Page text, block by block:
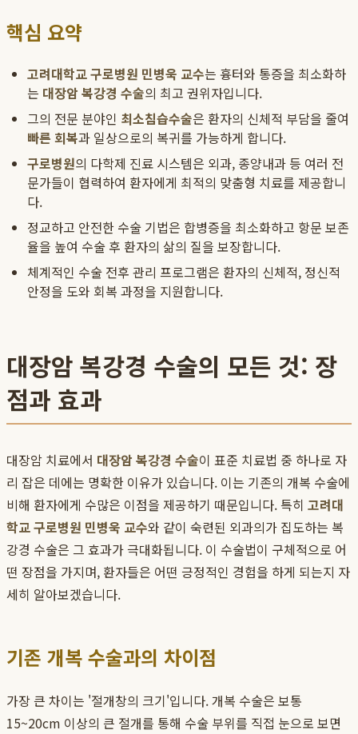
핵심 요약
고려대학교 구로병원 민병욱 교수는 흉터와 통증을 최소화하
는 대장암 복강경 수술의 최고 권위자입니다.
그의 전문 분야인 최소침습수술은 환자의 신체적 부담을 줄여
빠른 회복과 일상으로의 복귀를 가능하게 합니다.
구로병원의 다학제 진료 시스템은 외과, 종양내과 등 여러 전
문가들이 협력하여 환자에게 최적의 맞춤형 치료를 제공합니
다.
정교하고 안전한 수술 기법은 합병증을 최소화하고 항문 보존
율을 높여 수술 후 환자의 삶의 질을 보장합니다.
체계적인 수술 전후 관리 프로그램은 환자의 신체적, 정신적
안정을 도와 회복 과정을 지원합니다.
대장암 복강경 수술의 모든 것: 장
점과 효과
대장암 치료에서 대장암 복강경 수술이 표준 치료법 중 하나로 자
리 잡은 데에는 명확한 이유가 있습니다. 이는 기존의 개복 수술에
비해 환자에게 수많은 이점을 제공하기 때문입니다. 특히 고려대
학교 구로병원 민병욱 교수와 같이 숙련된 외과의가 집도하는 복
강경 수술은 그 효과가 극대화됩니다. 이 수술법이 구체적으로 어
떤 장점을 가지며, 환자들은 어떤 긍정적인 경험을 하게 되는지 자
세히 알아보겠습니다.
기존 개복 수술과의 차이점
가장 큰 차이는 '절개창의 크기'입니다. 개복 수술은 보통
15~20cm 이상의 큰 절개를 통해 수술 부위를 직접 눈으로 보면